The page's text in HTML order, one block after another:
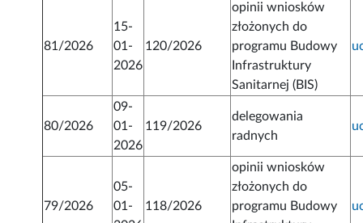
81/2026
15-
01-
2026
120/2026
opinii wniosków
złożonych do
programu Budowy
Infrastruktury
Sanitarnej (BIS)
80/2026
09-
01-
2026
119/2026
delegowania
radnych
79/2026
05-
01-
118/2026
opinii wniosków
złożonych do
programu Budowy